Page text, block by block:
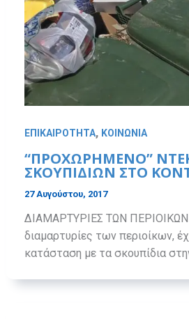
ΕΠΙΚΑΙΡΟΤΗΤΑ, ΚΟΙΝΩΝΙΑ
“ΠΡΟΧΩΡΗΜΕΝΟ”
ΣΚΟΥΠΙΔΙΩΝ ΣΤΟ
27 Αυγούστου, 2017
ΔΙΑΜΑΡΤΥΡΙΕΣ ΤΩΝ
διαμαρτυρίες των περιοίκων,
κατάσταση με τα σκουπίδια